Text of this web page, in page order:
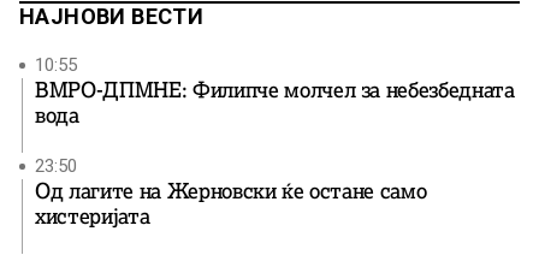
афирмацијата на Македонија во […]
НАЈНОВИ ВЕСТИ
10:55
ВМРО-ДПМНЕ: Филипче молчел за небезбедната
вода
23:50
Од лагите на Жерновски ќе остане само
хистеријата